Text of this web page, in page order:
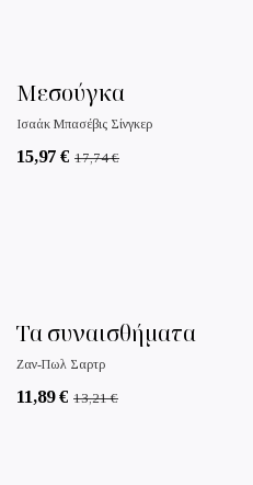
Μεσούγκα
Ισαάκ Μπασέβις Σίνγκερ
15,97 € 17,74€
Τα συναισθήματα
Ζαν-Πωλ Σαρτρ
11,89€ 13,21€